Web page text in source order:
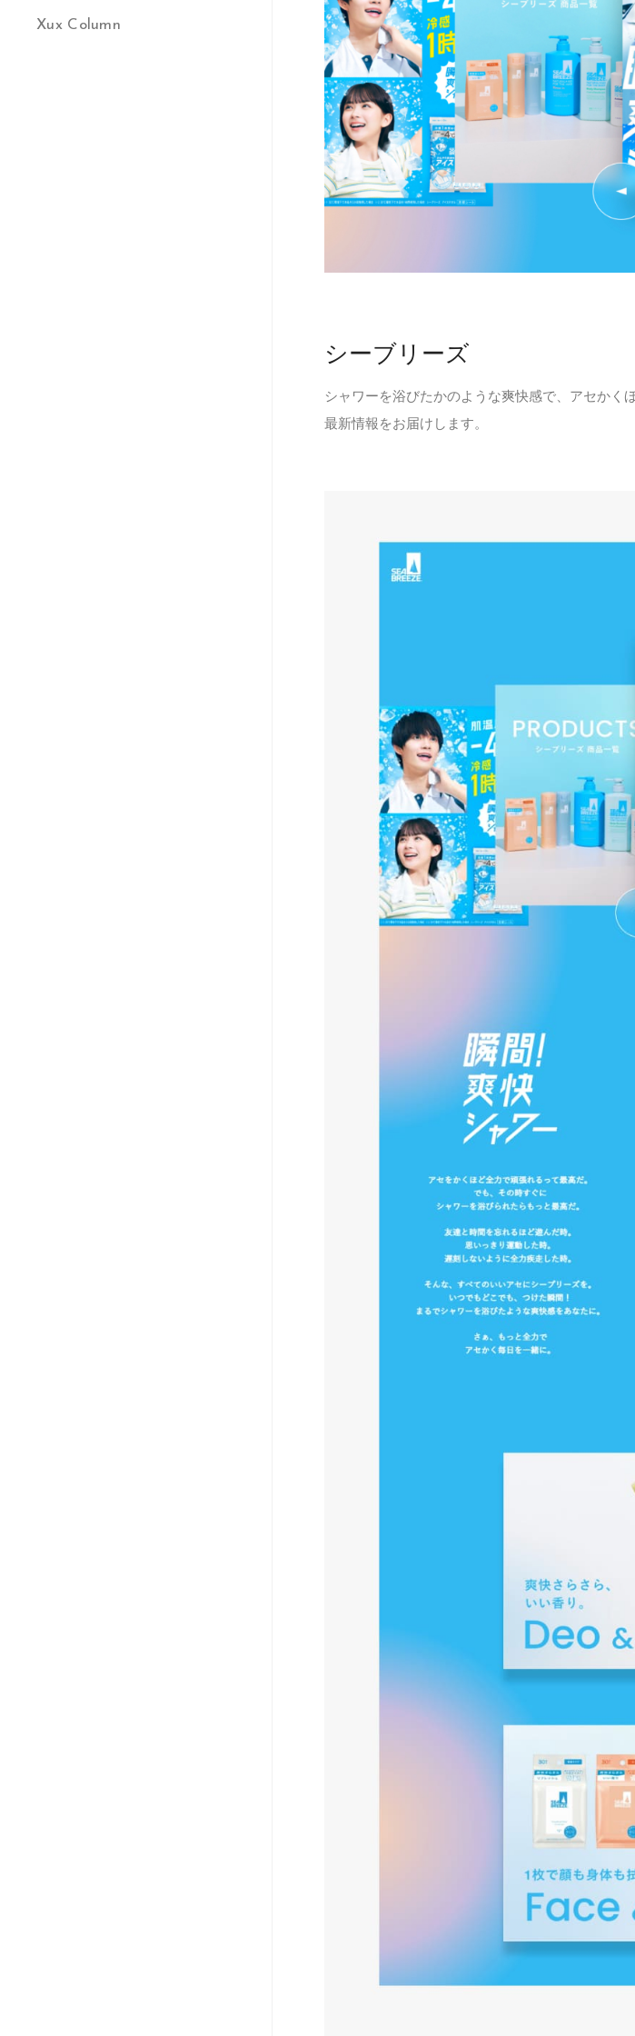
Xux Column
シーブリーズ
シャワーを浴びたかのような爽快感で、アセかく
最新情報をお届けします。